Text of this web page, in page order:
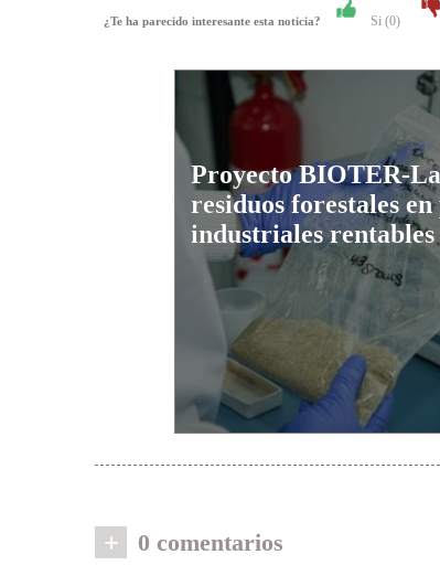
¿Te ha parecido interesante esta noticia? Si (0)
Proyecto BIOTER-
residuos forestales
industriales rentables
+ 0 comentarios